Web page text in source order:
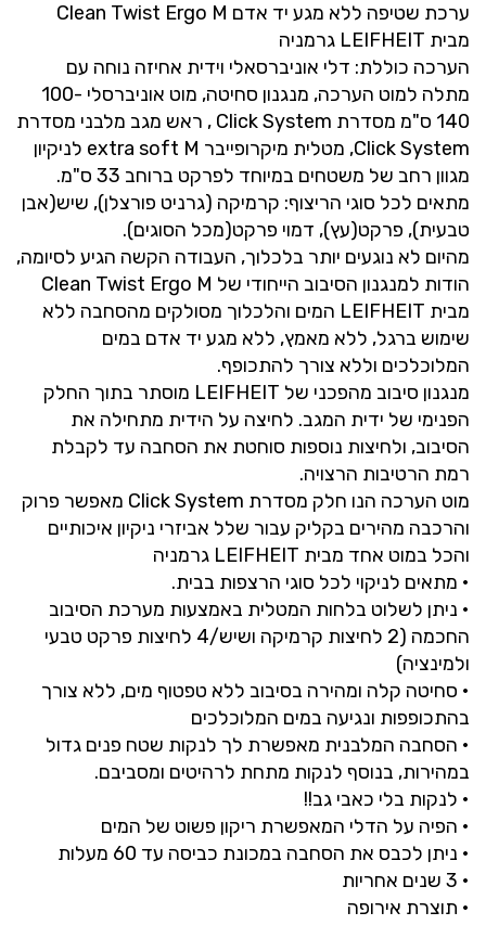
ערכת שטיפה ללא מגע יד אדם Clean Twist Ergo M
מבית LEIFHEIT גרמניה
הערכה כוללת: דלי אוניברסאלי וידית אחיזה נוחה עם
מתלה למוט הערכה, מנגנון סחיטה, מוט אוניברסלי 100-
140 ס"מ מסדרת Click System , ראש מגב מלבני מסדרת
Click System, מטלית מיקרופייבר extra soft M לניקיון
מגוון רחב של משטחים במיוחד לפרקט ברוחב 33 ס"מ.
מתאים לכל סוגי הריצוף: קרמיקה (גרניט פורצלן), שיש(אבן
טבעית), פרקט(עץ), דמוי פרקט(מכל הסוגים).
מהיום לא נוגעים יותר בלכלוך, העבודה הקשה הגיע לסיומה,
הודות למנגנון הסיבוב הייחודי של Clean Twist Ergo M
מבית LEIFHEIT המים והלכלוך מסולקים מהסחבה ללא
שימוש ברגל, ללא מאמץ, ללא מגע יד אדם במים
המלוכלכים וללא צורך להתכופף.
מנגנון סיבוב מהפכני של LEIFHEIT מוסתר בתוך החלק
הפנימי של ידית המגב. לחיצה על הידית מתחילה את
הסיבוב, ולחיצות נוספות סוחטת את הסחבה עד לקבלת
רמת הרטיבות הרצויה.
מוט הערכה הנו חלק מסדרת Click System מאפשר פרוק
והרכבה מהירים בקליק עבור שלל אביזרי ניקיון איכותיים
והכל במוט אחד מבית LEIFHEIT גרמניה
• מתאים לניקוי לכל סוגי הרצפות בבית.
• ניתן לשלוט בלחות המטלית באמצעות מערכת הסיבוב
החכמה (2 לחיצות קרמיקה ושיש/4 לחיצות פרקט טבעי
ולמינציה)
• סחיטה קלה ומהירה בסיבוב ללא טפטוף מים, ללא צורך
בהתכופפות ונגיעה במים המלוכלכים
• הסחבה המלבנית מאפשרת לך לנקות שטח פנים גדול
במהירות, בנוסף לנקות מתחת לרהיטים ומסביבם.
• לנקות בלי כאבי גב!!
• הפיה על הדלי המאפשרת ריקון פשוט של המים
• ניתן לכבס את הסחבה במכונת כביסה עד 60 מעלות
• 3 שנים אחריות
• תוצרת אירופה